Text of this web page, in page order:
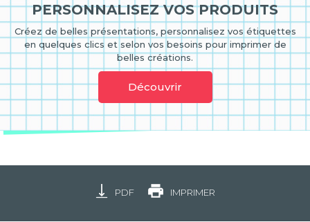
PERSONNALISEZ VOS PRODUITS
Créez de belles présentations, personnalisez vos étiquettes
en quelques clics et selon vos besoins pour imprimer de
belles créations.
Découvrir
PDF IMPRIMER